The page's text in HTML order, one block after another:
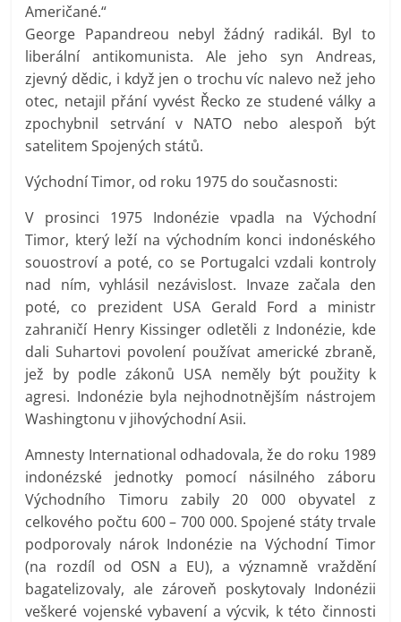
Američané.“
George Papandreou nebyl žádný radikál. Byl to
liberální antikomunista. Ale jeho syn Andreas,
zjevný dědic, i když jen o trochu víc nalevo než jeho
otec, netajil přání vyvést Řecko ze studené války a
zpochybnil setrvání v NATO nebo alespoň být
satelitem Spojených států.
Východní Timor, od roku 1975 do současnosti:
V prosinci 1975 Indonézie vpadla na Východní
Timor, který leží na východním konci indonéského
souostroví a poté, co se Portugalci vzdali kontroly
nad ním, vyhlásil nezávislost. Invaze začala den
poté, co prezident USA Gerald Ford a ministr
zahraničí Henry Kissinger odletěli z Indonézie, kde
dali Suhartovi povolení používat americké zbraně,
jež by podle zákonů USA neměly být použity k
agresi. Indonézie byla nejhodnotnějším nástrojem
Washingtonu v jihovýchodní Asii.
Amnesty International odhadovala, že do roku 1989
indonézské jednotky pomocí násilného záboru
Východního Timoru zabily 20 000 obyvatel z
celkového počtu 600 – 700 000. Spojené státy trvale
podporovaly nárok Indonézie na Východní Timor
(na rozdíl od OSN a EU), a významně vraždění
bagatelizovaly, ale zároveň poskytovaly Indonézii
veškeré vojenské vybavení a výcvik, k této činnosti